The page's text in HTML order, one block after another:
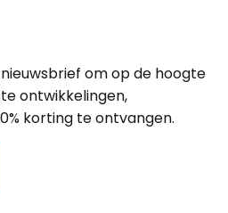
om op de hoogte
ontwikkelingen,
korting te ontvangen.